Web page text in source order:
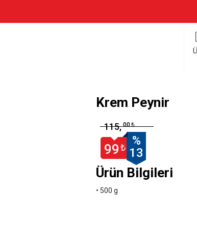
Krem Peynir
115, 00₺
99 ₺
%
13
Ürün Bilgileri
• 500 g